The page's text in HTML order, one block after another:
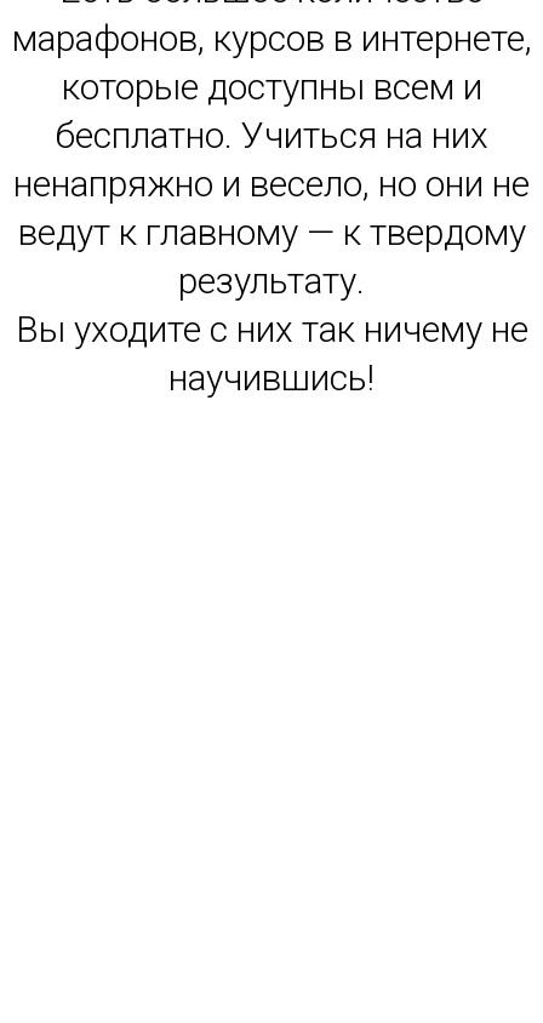
марафонов, курсов в интернете,
которые доступны всем и
бесплатно. Учиться на них
ненапряжно и весело, но они не
ведут к главному — к твердому
результату.
Вы уходите с них так ничему не
научившись!